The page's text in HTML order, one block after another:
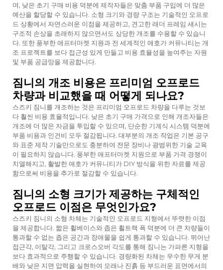
며, 낮은 초기 구매 비용 덕분에 제작자들은 맞춤 부품 구입에 더 많은
예산을 할당할 수 있습니다. 소형 크기와 경량 구조는 기술적인 오프로
드 상황에서 자연스러운 이점을 제공하고, 견고한 래더 프레임 섀시는
구조적 손상을 초래하지 않으면서도 상당한 개조를 수용할 수 있습니
다. 또한 풍부한 애프터마켓 지원과 전 세계적인 애호가 커뮤니티는 개
조 프로젝트를 보다 접근성 있게 만들고 비용 효율성을 높여주는 자원
및 부품 공급망을 제공합니다.
짐니의 개조 비용은 프리미엄 오프로드
차량과 비교했을 때 어떻게 되나요?
스즈키 짐니를 개조하는 것은 프리미엄 오프로드 차량을 다루는 것보
다 훨씬 비용 효율적입니다. 낮은 초기 구매 가격으로 인해 개조자들은
개조에 더 많은 자금을 투입할 수 있으며, 단순한 기계식 시스템 덕분에
부품 비용과 인건비 모두 절감됩니다. 대부분의 개조 작업은 기본 공구
와 표준 제작 기술만으로도 충분하여 전문 장비나 광범위한 기술 교육
이 필요하지 않습니다. 풍부한 애프터마켓 지원으로 부품 가격 경쟁이
치열해지고, 활발한 애호가 커뮤니티가 DIY 방식을 위한 자료를 제공
함으로써 비용을 추가로 절감할 수 있습니다.
짐니의 소형 크기가 제공하는 구체적인
오프로드 이점은 무엇인가요?
스즈키 짐니의 소형 차체는 기술적인 오프로드 지형에서 뚜렷한 이점
을 제공합니다. 짧은 휠베이스와 좁은 휠트랙 폭 덕분에 더 큰 차량들이
통과할 수 없는 좁은 공간과 장애물을 쉽게 통과할 수 있습니다. 뛰어난
접근각, 이탈각, 그리고 크로스오버 각도를 통해 짐니는 가파른 지형을
보다 효과적으로 주행할 수 있습니다. 경량화된 차체는 우수한 무게 분
배와 낮은 지면 압력을 실현하여 모래나 진흙 등 부드러운 표면에서의